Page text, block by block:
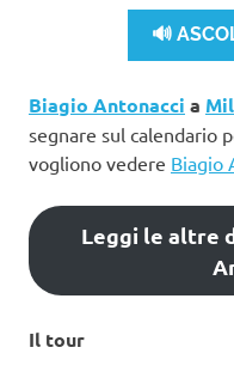
🔊
Biagio Antonacci a
segnare sul calendario
vogliono vedere Biagio
Leggi le altre
Il tour